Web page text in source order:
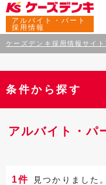
アルバイト・パート
採用情報
ケーズデンキ採用情報サイ
条件から探す
アルバイト・パ
1件 見つかりました。